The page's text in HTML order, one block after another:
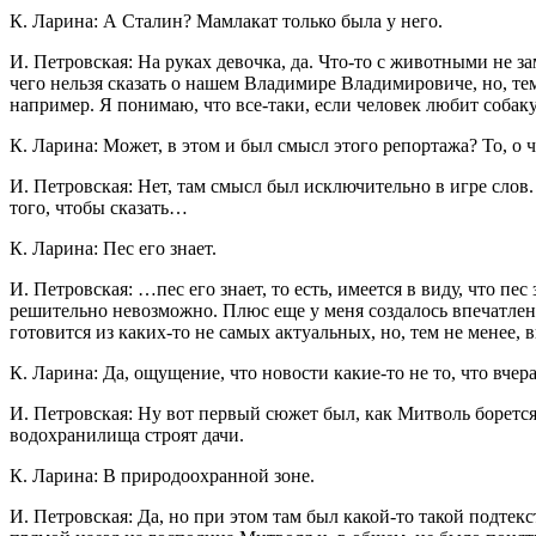
К. Ларина: А Сталин? Мамлакат только была у него.
И. Петровская: На руках девочка, да. Что-то с животными не
чего нельзя сказать о нашем Владимире Владимировиче, но,
например. Я понимаю, что все-таки, если человек любит
К. Ларина: Может, в этом и был смысл этого репортажа? То, о
И. Петровская: Нет, там смысл был исключительно в игре
того, чтобы сказать…
К. Ларина: Пес его знает.
И. Петровская: …пес его знает, то есть, имеется в виду, что
решительно невозможно. Плюс еще у меня создалось
готовится из каких-то не самых актуальных, но, тем не менее,
К. Ларина: Да, ощущение, что новости какие-то не то, что
И. Петровская: Ну вот первый сюжет был, как Митволь
водохранилища строят дачи.
К. Ларина: В природоохранной зоне.
И. Петровская: Да, но при этом там был какой-то такой